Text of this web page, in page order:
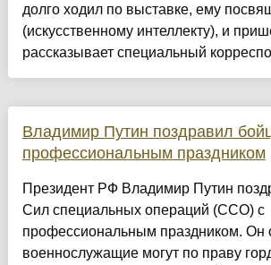
долго ходил по выставке, ему
(искусственному интеллекту), и
рассказывает специальный
Владимир Путин поздравил
профессиональным праздником
Президент РФ Владимир Путин
Сил специальных операций (ССО) с
профессиональным праздником. Он
военнослужащие могут по праву